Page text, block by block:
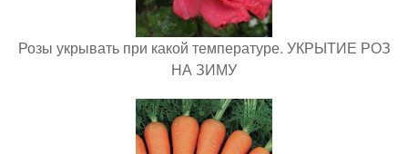
Розы укрывать при какой температуре. УКРЫТИЕ РОЗ
НА ЗИМУ